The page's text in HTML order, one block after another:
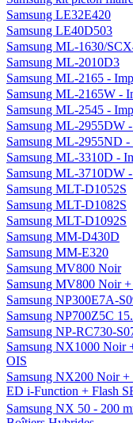
Samsung LE32E420
Samsung LE40D503
Samsung ML-1630/
Samsung ML-2010D3
Samsung ML-2165 -
Samsung ML-2165W -
Samsung ML-2545 -
Samsung ML-2955DW
Samsung ML-2955ND -
Samsung ML-3310D -
Samsung ML-3710DW
Samsung MLT-D1052S
Samsung MLT-D1082S
Samsung MLT-D1092S
Samsung MM-D430D
Samsung MM-E320
Samsung MV800 Noir
Samsung MV800 Noir
Samsung NP300E7A-
Samsung NP700Z5C
Samsung NP-RC730-
Samsung NX1000 Noir
OIS
Samsung NX200 Noir
ED i-Function + Flash
Samsung NX 50 - 200